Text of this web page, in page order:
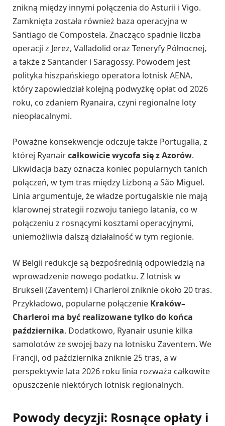
znikną między innymi połączenia do Asturii i Vigo.
Zamknięta została również baza operacyjna w
Santiago de Compostela. Znacząco spadnie liczba
operacji z Jerez, Valladolid oraz Teneryfy Północnej,
a także z Santander i Saragossy. Powodem jest
polityka hiszpańskiego operatora lotnisk AENA,
który zapowiedział kolejną podwyżkę opłat od 2026
roku, co zdaniem Ryanaira, czyni regionalne loty
nieopłacalnymi.
Poważne konsekwencje odczuje także Portugalia, z
której Ryanaircałkowicie wycofa się z Azorów.
Likwidacja bazy oznacza koniec popularnych tanich
połączeń, w tym tras między Lizboną a São Miguel.
Linia argumentuje, że władze portugalskie nie mają
klarownej strategii rozwoju taniego latania, co w
połączeniu z rosnącymi kosztami operacyjnymi,
uniemożliwia dalszą działalność w tym regionie.
W Belgii redukcje są bezpośrednią odpowiedzią na
wprowadzenie nowego podatku. Z lotnisk w
Brukseli (Zaventem) i Charleroi zniknie około 20 tras.
Przykładowo, popularne połączenie Kraków–
Charleroi ma być realizowane tylko do końca
października. Dodatkowo, Ryanair usunie kilka
samolotów ze swojej bazy na lotnisku Zaventem. We
Francji, od października zniknie 25 tras, a w
perspektywie lata 2026 roku linia rozważa całkowite
opuszczenie niektórych lotnisk regionalnych.
Powody decyzji: Rosnące opłaty i